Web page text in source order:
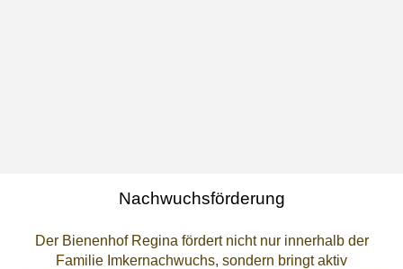
Nachwuchsförderung
Der Bienenhof Regina fördert nicht nur innerhalb der
Familie Imkernachwuchs, sondern bringt aktiv